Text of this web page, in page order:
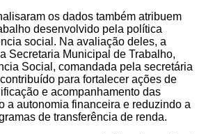
os dados também atribuem
desenvolvido pela política
social. Na avaliação deles, a
Secretaria Municipal de Trabalho,
Social, comandada pela secretária
para fortalecer ações de
e acompanhamento das
a autonomia financeira e reduzindo a
de transferência de renda.